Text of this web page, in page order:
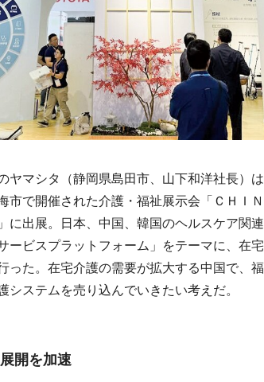
マシタ（静岡県島田市、山下和洋社長）
市で開催された介護・福祉展示会「ＣＨＩ
に出展。日本、中国、韓国のヘルスケア関
ービスプラットフォーム」をテーマに、在
った。在宅介護の需要が拡大する中国で、
システムを売り込んでいきたい考えだ。
開を加速